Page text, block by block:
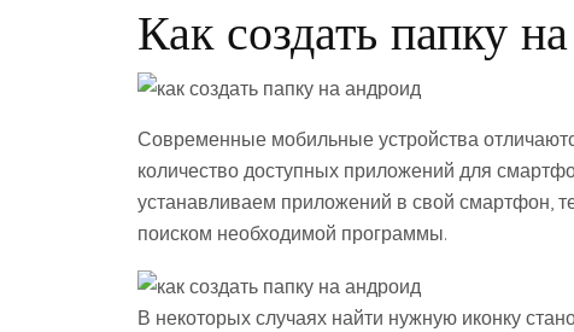
Как создать папку
Современные мобильные устройства
количество доступных приложений для
устанавливаем приложений в свой смартфон,
поиском необходимой программы.
В некоторых случаях найти нужную иконку